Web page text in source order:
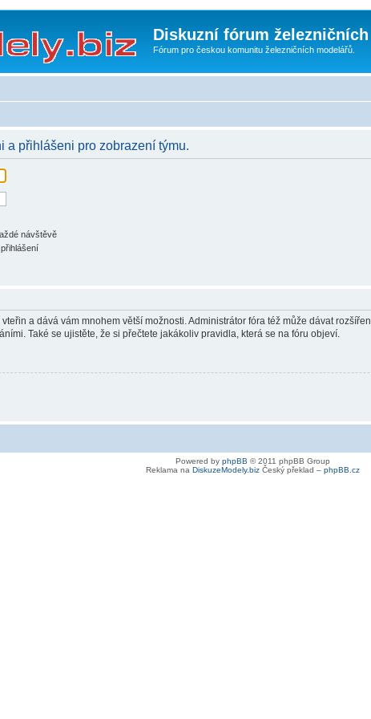
Diskuzní fórum
Fórum pro českou komunitu železničních modelářů.
a přihlášeni pro zobrazení týmu.
návštěvě
a dává vám mnohem větší možnosti. Administrátor fóra též může dávat
Také se ujistěte, že si přečtete jakákoliv pravidla, která se na fóru objeví.
Powered by phpBB © 2011 phpBB Group
Reklama na DiskuzeModely.bizČeský překlad – phpBB.cz